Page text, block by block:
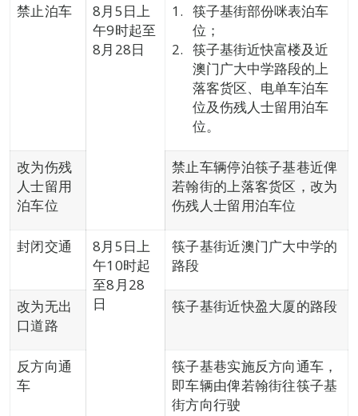
禁止泊车
8月5日上
午9时起至
8月28日
筷子基街部份咪表泊车
位；
筷子基街近快富楼及近
澳门广大中学路段的上
落客货区、电单车泊车
位及伤残人士留用泊车
位。
改为伤残
人士留用
泊车位
禁止车辆停泊筷子基巷近俾
若翰街的上落客货区，改为
伤残人士留用泊车位
封闭交通
8月5日上
午10时起
至8月28
日
筷子基街近澳门广大中学的
路段
改为无出
口道路
筷子基街近快盈大厦的路段
反方向通
车
筷子基巷实施反方向通车，
即车辆由俾若翰街往筷子基
街方向行驶